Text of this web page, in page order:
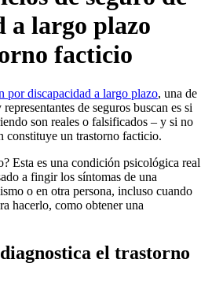
a largo plazo
facticio
por discapacidad a largo plazo, una de
de seguros buscan es si
son reales o falsificados – y si no
constituye un trastorno facticio.
Esta es una condición psicológica real
a fingir los síntomas de una
o en otra persona, incluso cuando
hacerlo, como obtener una
el trastorno